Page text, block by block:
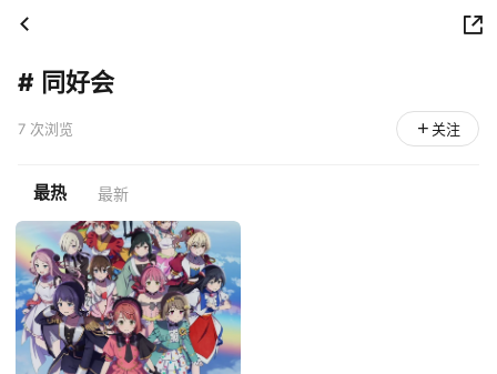
# 同好会
7 次浏览 关注
最热 最新